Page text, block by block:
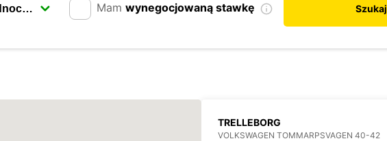
Mam wynegocjowaną stawkę Szukaj
TRELLEBORG
VOLKSWAGEN TOMMARPSVAGEN 40-42